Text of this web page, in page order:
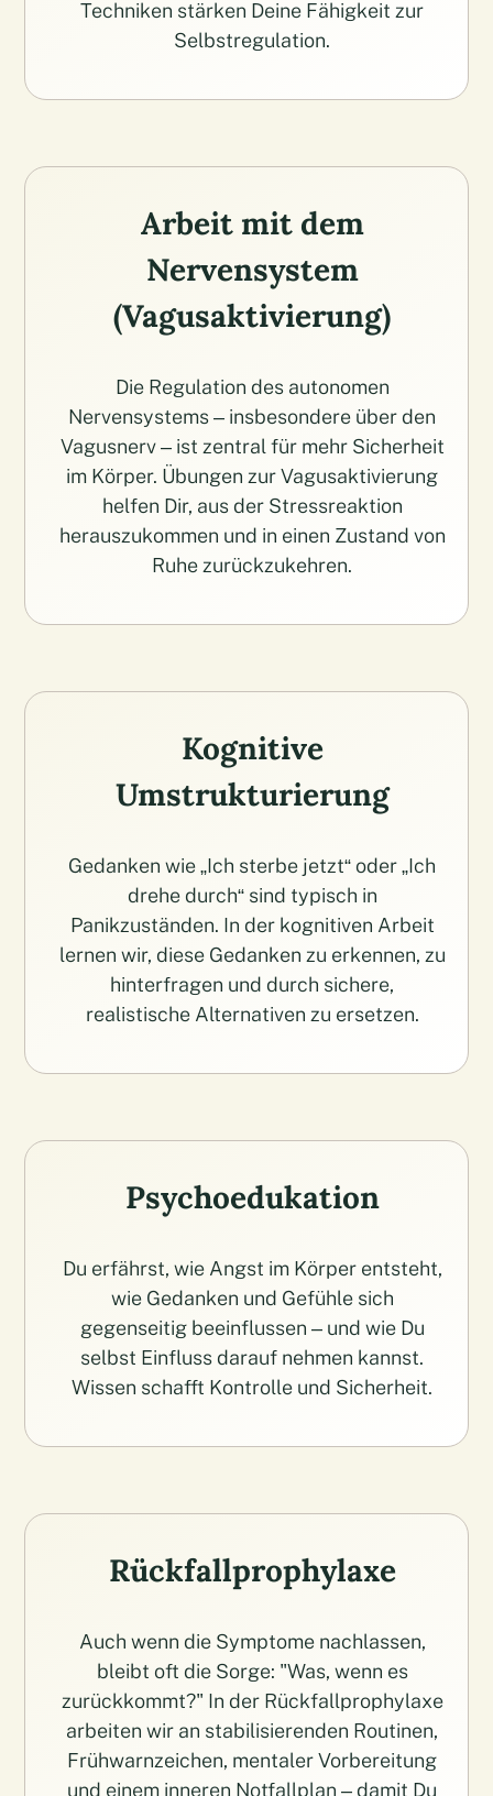
Techniken stärken Deine Fähigkeit zur
Selbstregulation.
Arbeit mit dem
Nervensystem
(Vagusaktivierung)
Die Regulation des autonomen
Nervensystems – insbesondere über den
Vagusnerv – ist zentral für mehr Sicherheit
im Körper. Übungen zur Vagusaktivierung
helfen Dir, aus der Stressreaktion
herauszukommen und in einen Zustand von
Ruhe zurückzukehren.
Kognitive
Umstrukturierung
Gedanken wie „Ich sterbe jetzt“ oder „Ich
drehe durch“ sind typisch in
Panikzuständen. In der kognitiven Arbeit
lernen wir, diese Gedanken zu erkennen, zu
hinterfragen und durch sichere,
realistische Alternativen zu ersetzen.
Psychoedukation
Du erfährst, wie Angst im Körper entsteht,
wie Gedanken und Gefühle sich
gegenseitig beeinflussen – und wie Du
selbst Einfluss darauf nehmen kannst.
Wissen schafft Kontrolle und Sicherheit.
Rückfallprophylaxe
Auch wenn die Symptome nachlassen,
bleibt oft die Sorge: "Was, wenn es
zurückkommt?" In der Rückfallprophylaxe
arbeiten wir an stabilisierenden Routinen,
Frühwarnzeichen, mentaler Vorbereitung
und einem inneren Notfallplan – damit Du